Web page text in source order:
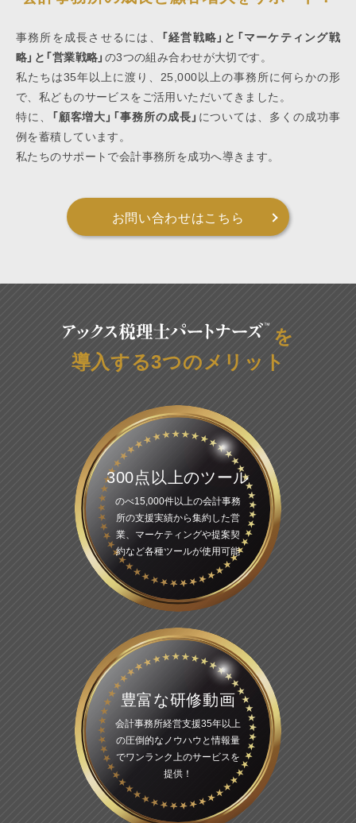
事務所を成長させるには、
「経営戦略」と「マーケティング戦
略」と「営業戦略」 の3つの組み合わせが大切です。
私たちは35年以上に渡り、25,000以上の事務所に何らかの形
で、私どものサービスをご活用いただいてきました。
特に、
「顧客増大」「事務所の成長」 については、多くの成功事
例を蓄積しています。
私たちのサポートで会計事務所を成功へ導きます。
お問い合わせはこちら
を
導入する3つのメリット
300点以上のツール
のべ15,000件以上の会計事務
所の支援実績から集約した営
業、マーケティングや提案契
約など各種ツールが使用可能
豊富な研修動画
会計事務所経営支援35年以上
の圧倒的なノウハウと情報量
でワンランク上のサービスを
提供！